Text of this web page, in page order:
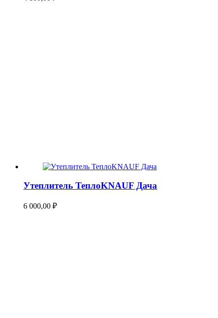
Утеплитель ТеплоKNAUF Дача
6 000,00 ₽